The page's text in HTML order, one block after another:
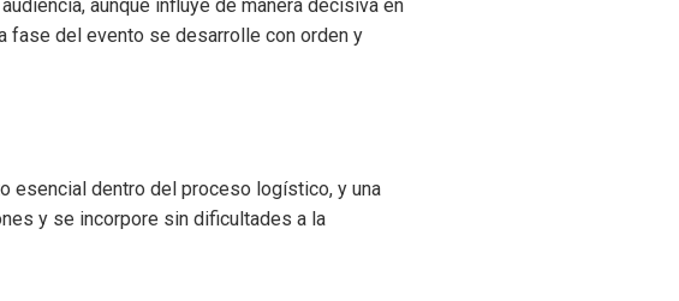
aunque influye de manera decisiva en
fase del evento se desarrolle con orden y
esencial dentro del proceso logístico, y una
y se incorpore sin dificultades a la